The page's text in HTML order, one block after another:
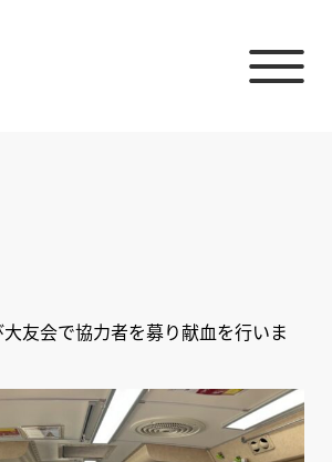
友会で協力者を募り献血を行いま